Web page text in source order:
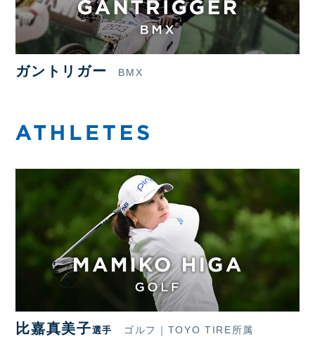
ガントリガー BMX
比嘉真美子選手 ゴルフ｜TOYO TIRE所属